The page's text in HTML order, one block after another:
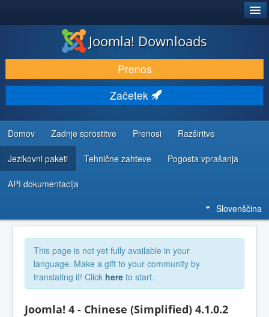
PRENESI IN RAZŠIRI
ODKRIJTE & IZVEJTE
SKUPNOST IN PODPORA
VIRI ZA RAZVIJALCE
Joomla! Downloads
Prenos
Začetek
Domov Zadnje sprostitve Prenosi Razširitve
Jezikovni paketi Tehnične zahteve Pogosta vprašanja
API dokumentacija
Slovenščina
This page is not yet fully available in your
language. Make a gift to your community by
translating it! Click here to start.
Joomla! 4 - Chinese (Simplified) 4.1.0.2